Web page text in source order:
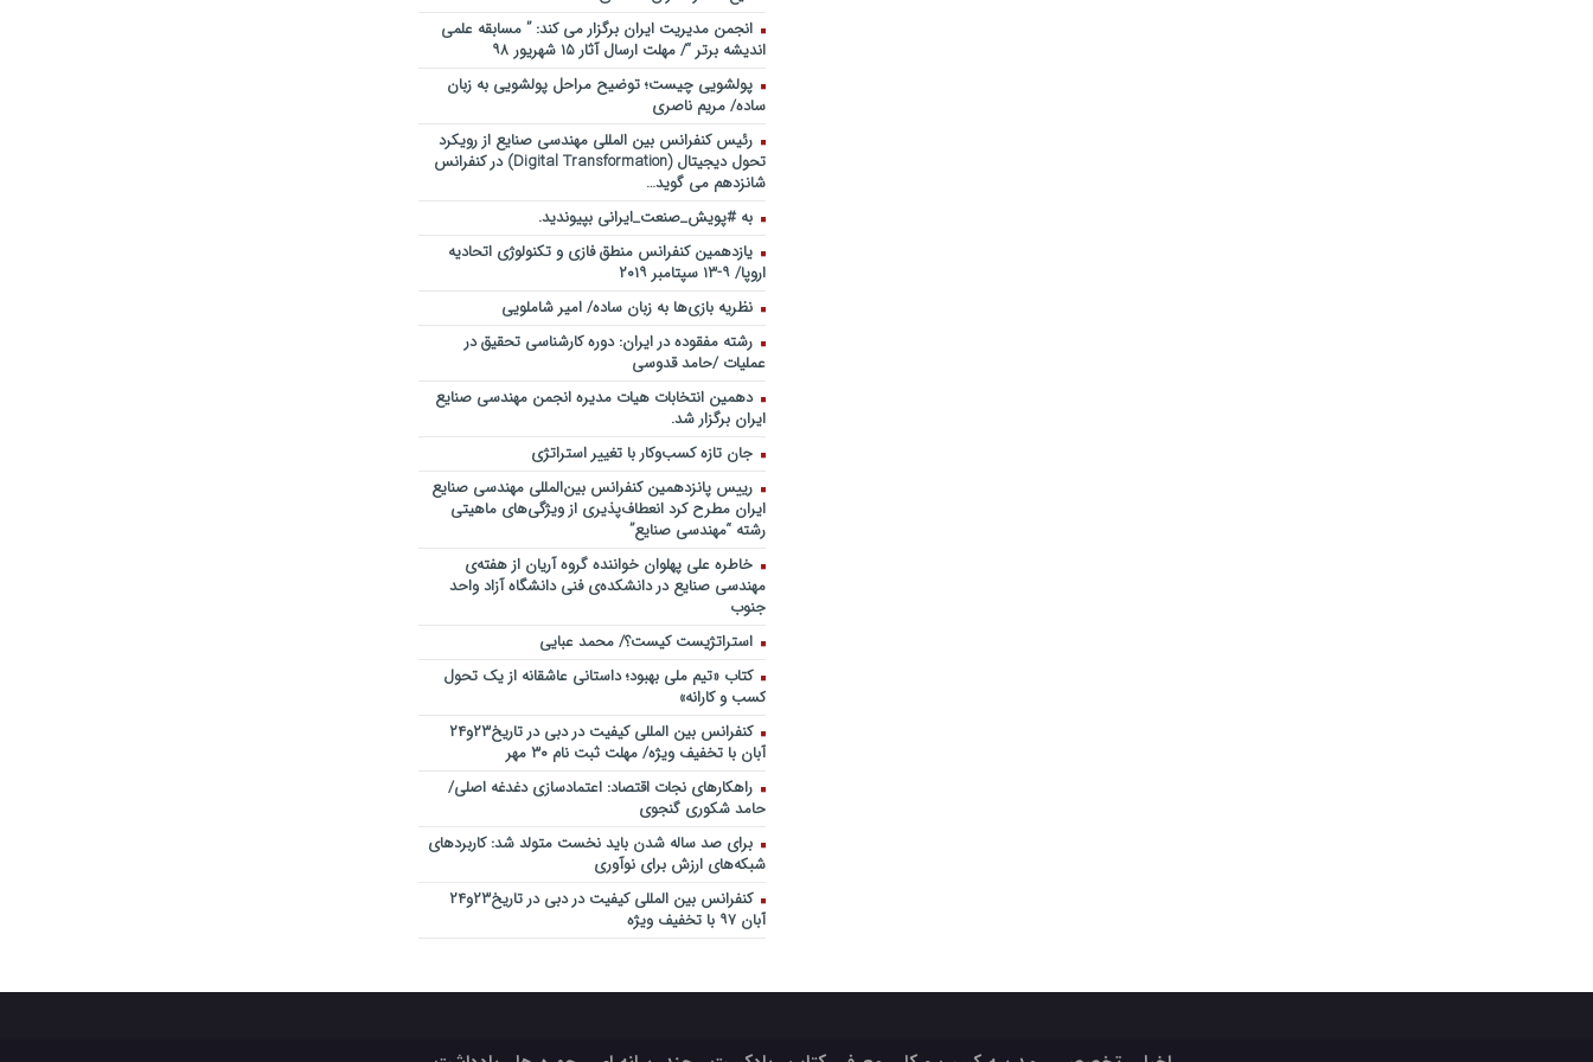
انجمن مدیریت ایران برگزار می کند: ” مسابقه علمی
اندیشه برتر “/ مهلت ارسال آثار ۱۵ شهریور ۹۸
پولشویی چیست؛ توضیح مراحل پولشویی به زبان
ساده/ مریم ناصری
رئیس کنفرانس بین المللی مهندسی صنایع از رویکرد
تحول دیجیتال (Digital Transformation) در کنفرانس
شانزدهم می گوید…
به #پویش_صنعت_ایرانی بپیوندید.
یازدهمین کنفرانس منطق فازی و تکنولوژی اتحادیه
اروپا/ ۹-۱۳ سپتامبر ۲۰۱۹
نظریه بازی‌ها به زبان ساده/ امیر شاملویی
رشته مفقوده در ایران: دوره کارشناسی تحقیق در
عملیات /حامد قدوسی
دهمین انتخابات هیات مدیره انجمن مهندسی صنایع
ایران برگزار شد.
جان تازه کسب‌وکار با تغییر استراتژی
رییس پانزدهمین کنفرانس بین‌المللی مهندسی صنایع
ایران مطرح کرد انعطاف‌پذیری از ویژگی‌های ماهیتی
رشته “مهندسی صنایع”
خاطره علی پهلوان خواننده گروه آریان از هفته‌ی
مهندسی صنایع در دانشکده‌ی فنی دانشگاه آزاد واحد
جنوب
استراتژیست کیست؟‬/ محمد عبایی
کتاب «تیم ملی بهبود؛ داستانی عاشقانه از یک تحول
کسب و کارانه»
کنفرانس بین المللی کیفیت در دبی در تاریخ۲۳و۲۴
آبان با تخفیف ویژه/ مهلت ثبت نام ۳۰ مهر
راهکارهای نجات اقتصاد: اعتمادسازی دغدغه اصلی/
حامد شکوری گنجوی
برای صد ساله شدن باید نخست متولد شد: کاربردهای
شبکه‌های ارزش برای نوآوری
کنفرانس بین المللی کیفیت در دبی در تاریخ۲۳و۲۴
آبان ۹۷ با تخفیف ویژه